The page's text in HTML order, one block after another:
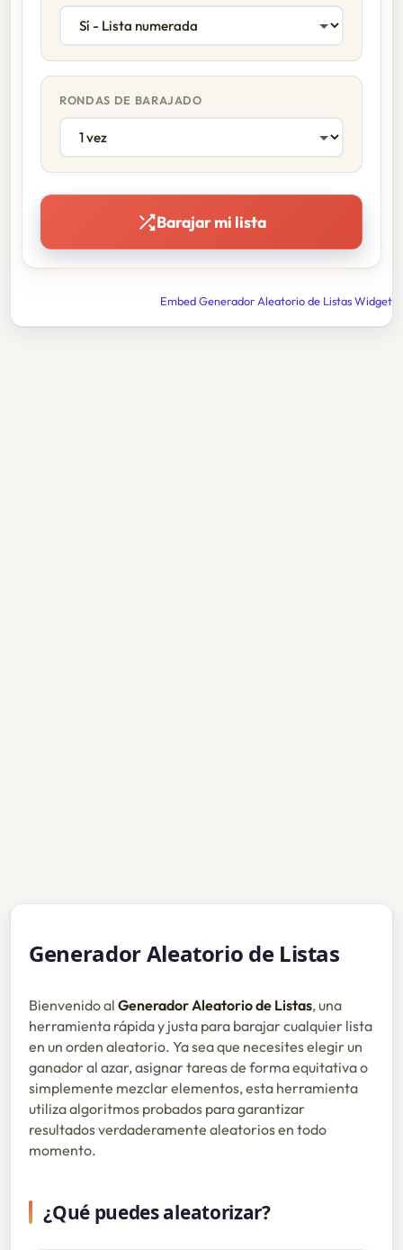
RONDAS DE BARAJADO
Barajar mi lista
Embed Generador Aleatorio de Listas Widget
Generador Aleatorio de Listas
Bienvenido alGenerador Aleatorio de Listas, una
herramienta rápida y justa para barajar cualquier lista
en un orden aleatorio. Ya sea que necesites elegir un
ganador al azar, asignar tareas de forma equitativa o
simplemente mezclar elementos, esta herramienta
utiliza algoritmos probados para garantizar
resultados verdaderamente aleatorios en todo
momento.
¿Qué puedes aleatorizar?